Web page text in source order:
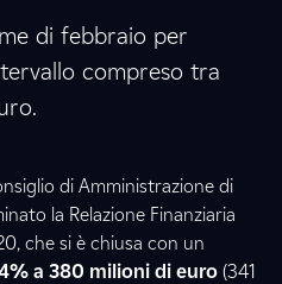
di febbraio per
compreso tra
di Amministrazione di
la Relazione Finanziaria
che si è chiusa con un
a 380 milioni di euro (341